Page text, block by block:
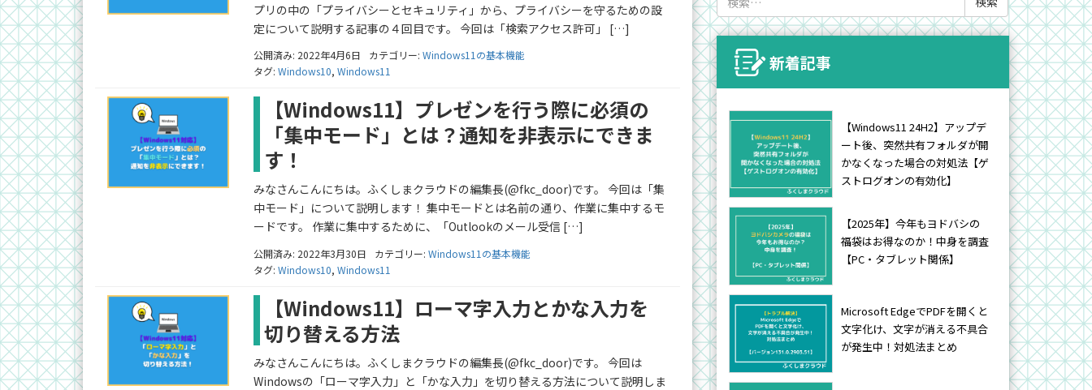
プリの中の「プライバシーとセキュリティ」から、プライバシーを守るための設
定について説明する記事の４回目です。 今回は「検索アクセス許可」 […]
公開済み: 2022年4月6日 カテゴリー: Windows11の基本機能
タグ: Windows10, Windows11
【Windows11】プレゼンを行う際に必須の
「集中モード」とは？通知を非表示にできま
す！
みなさんこんにちは。ふくしまクラウドの編集長(@fkc_door)です。 今回は「集
中モード」について説明します！ 集中モードとは名前の通り、作業に集中するモ
ードです。 作業に集中するために、「Outlookのメール受信 […]
公開済み: 2022年3月30日 カテゴリー: Windows11の基本機能
タグ: Windows10, Windows11
【Windows11】ローマ字入力とかな入力を
切り替える方法
みなさんこんにちは。ふくしまクラウドの編集長(@fkc_door)です。 今回は
Windowsの「ローマ字入力」と「かな入力」を切り替える方法について説明しま
索:
新着記事
【Windows11 24H2】アップデ
ート後、突然共有フォルダが開
かなくなった場合の対処法【ゲ
ストログオンの有効化】
【2025年】今年もヨドバシの
福袋はお得なのか！中身を調査
【PC・タブレット関係】
Microsoft EdgeでPDFを開くと
文字化け、文字が消える不具合
が発生中！対処法まとめ